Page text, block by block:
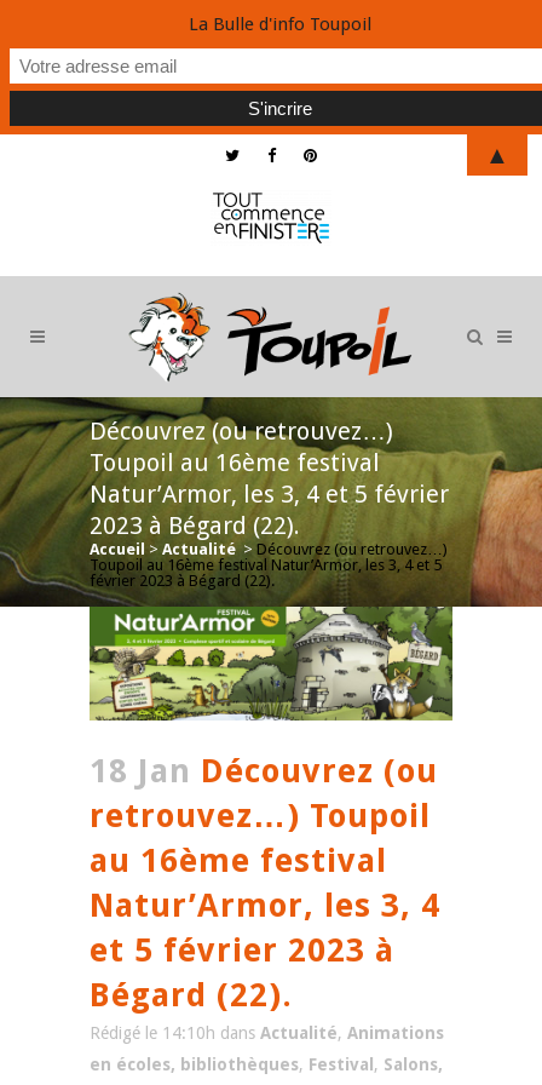
Découvrez (ou retrouvez…)
Toupoil au 16ème festival
Natur’Armor, les 3, 4 et 5 février
2023 à Bégard (22).
Accueil > Actualité > Découvrez (ou retrouvez…)
Toupoil au 16ème festival Natur’Armor, les 3, 4 et 5
février 2023 à Bégard (22).
18 Jan Découvrez (ou
retrouvez…) Toupoil
au 16ème festival
Natur’Armor, les 3, 4
et 5 février 2023 à
Bégard (22).
Rédigé le 14:10h dans Actualité, Animations
en écoles, bibliothèques, Festival , Salons,
La Bulle d'info Toupoil
▲